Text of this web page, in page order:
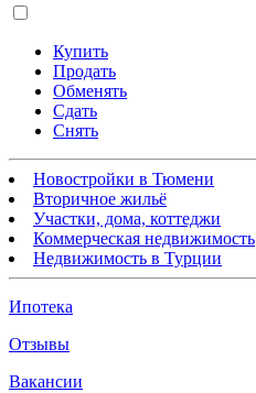
Купить
Продать
Обменять
Сдать
Снять
Новостройки в Тюмени
Вторичное жильё
Участки, дома, коттеджи
Коммерческая недвижимость
Недвижимость в Турции
Ипотека
Отзывы
Вакансии